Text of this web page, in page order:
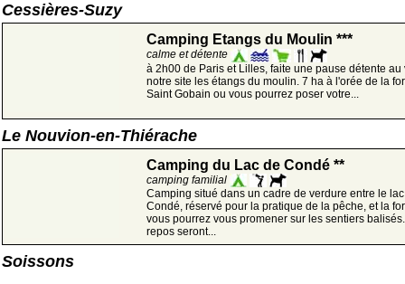
Cessières-Suzy
Camping Etangs du Moulin ***
calme et détente
à 2h00 de Paris et Lilles, faite une pause détente au
notre site les étangs du moulin. 7 ha à l'orée de la
Saint Gobain ou vous pourrez poser votre...
Le Nouvion-en-Thiérache
Camping du Lac de Condé **
camping familial
Camping situé dans un cadre de verdure entre le
Condé, réservé pour la pratique de la pêche, et la
vous pourrez vous promener sur les sentiers
repos seront...
Soissons